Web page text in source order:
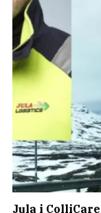
Jula i